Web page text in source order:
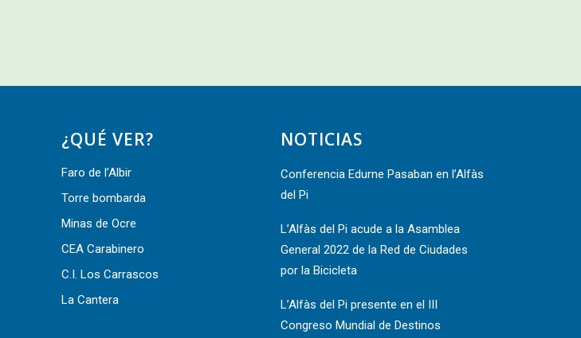
¿QUÉ VER?
Faro de l’Albir
Torre bombarda
Minas de Ocre
CEA Carabinero
C.I. Los Carrascos
La Cantera
NOTICIAS
Conferencia Edurne Pasaban en l’Alfàs
del Pi
L’Alfàs del Pi acude a la Asamblea
General 2022 de la Red de Ciudades
por la Bicicleta
L’Alfàs del Pi presente en el III
Congreso Mundial de Destinos